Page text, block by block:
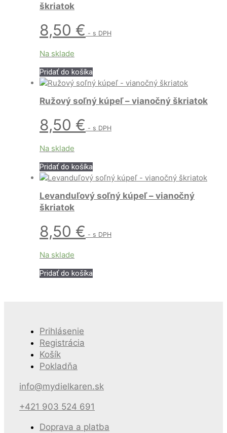
škriatok
8,50 € - s DPH
Na sklade
Pridať do košíka
Ružový soľný kúpeľ – vianočný škriatok
8,50 € - s DPH
Na sklade
Pridať do košíka
Levanduľový soľný kúpeľ – vianočný
škriatok
8,50 € - s DPH
Na sklade
Pridať do košíka
Prihlásenie
Registrácia
Košík
Pokladňa
info@mydielkaren.sk
+421 903 524 691
Doprava a platba